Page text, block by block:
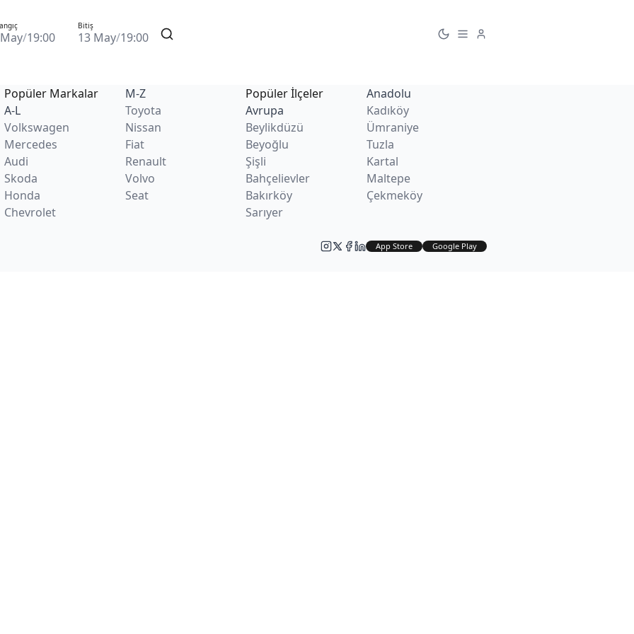
/19:00
Bitiş
13 May/19:00
Popüler Markalar
A-L
Volkswagen
Mercedes
Audi
Skoda
Honda
Chevrolet
M-Z
Toyota
Nissan
Fiat
Renault
Volvo
Seat
Popüler İlçeler
Avrupa
Beylikdüzü
Beyoğlu
Şişli
Bahçelievler
Bakırköy
Sarıyer
Anadolu
Kadıköy
Ümraniye
Tuzla
Kartal
Maltepe
Çekmeköy
App Store Google Play